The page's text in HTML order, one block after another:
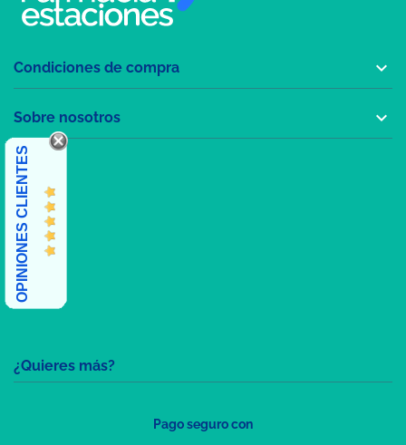
¿Quieres más?
Condiciones de compra 
Sobre nosotros 
OPINIONES CLIENTES
Pago seguro con